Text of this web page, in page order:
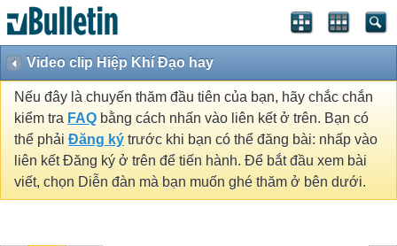
Video clip Hiệp Khí Đạo hay
Nếu đây là chuyến thăm đầu tiên của bạn, hãy chắc chắn
kiểm tra FAQ bằng cách nhấn vào liên kết ở trên. Bạn có
thể phải Đăng ký trước khi bạn có thể đăng bài: nhấp vào
liên kết Đăng ký ở trên để tiến hành. Để bắt đầu xem bài
viết, chọn Diễn đàn mà bạn muốn ghé thăm ở bên dưới.